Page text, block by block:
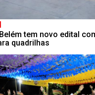
tem novo edital
quadrilhas